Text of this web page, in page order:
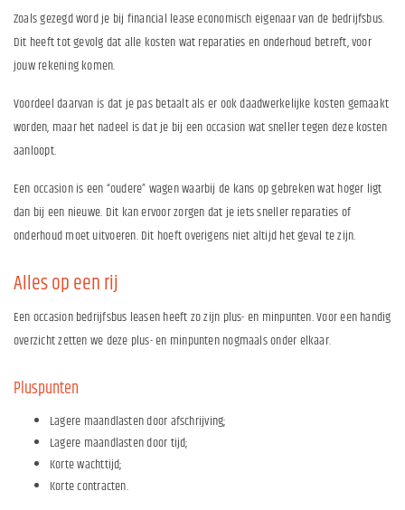
Zoals gezegd word je bij financial lease economisch eigenaar van de bedrijfsbus.
Dit heeft tot gevolg dat alle kosten wat reparaties en onderhoud betreft, voor
jouw rekening komen.
Voordeel daarvan is dat je pas betaalt als er ook daadwerkelijke kosten gemaakt
worden, maar het nadeel is dat je bij een occasion wat sneller tegen deze kosten
aanloopt.
Een occasion is een “oudere” wagen waarbij de kans op gebreken wat hoger ligt
dan bij een nieuwe. Dit kan ervoor zorgen dat je iets sneller reparaties of
onderhoud moet uitvoeren. Dit hoeft overigens niet altijd het geval te zijn.
Alles op een rij
Een occasion bedrijfsbus leasen heeft zo zijn plus- en minpunten. Voor een handig
overzicht zetten we deze plus- en minpunten nogmaals onder elkaar.
Pluspunten
Lagere maandlasten door afschrijving;
Lagere maandlasten door tijd;
Korte wachttijd;
Korte contracten.